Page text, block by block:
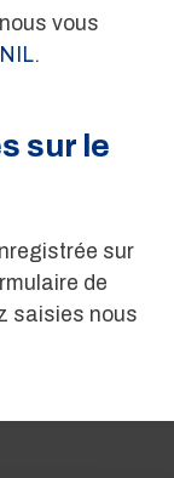
vous
.
sur le
sur
de
saisies nous